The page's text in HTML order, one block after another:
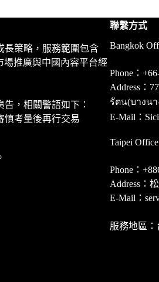
長策略，服務範圍包含
場推廣與中國內容平台經
，相關警語如下：
慎考量後再行交易
聯繫方式
Bangkok
Phone：
Address：
รัตน(บางน
E-Mail：
Taipei Office
Phone：
Address：
E-Mail：
服務地區